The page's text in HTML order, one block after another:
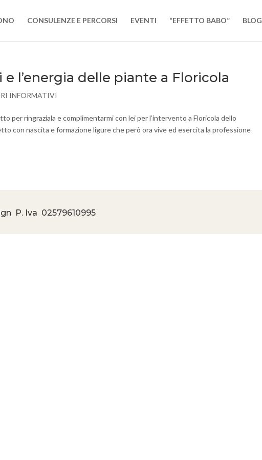
CONSULENZE E PERCORSI EVENTI “EFFETTO BABO” BLOG
l’energia delle piante a Floricola
INFORMATIVI
per ringraziala e complimentarmi con lei per l’intervento a Floricola dello
con nascita e formazione ligure che però ora vive ed esercita la professione
P. Iva 02579610995